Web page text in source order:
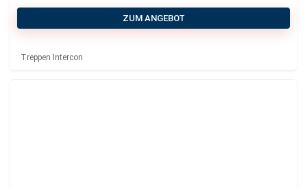
ZUM ANGEBOT
Treppen Intercon